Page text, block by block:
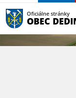
Oficiálne stránky
OBEC